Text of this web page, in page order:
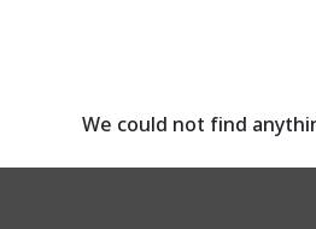
assignment ลงทะเบียน
We could not find